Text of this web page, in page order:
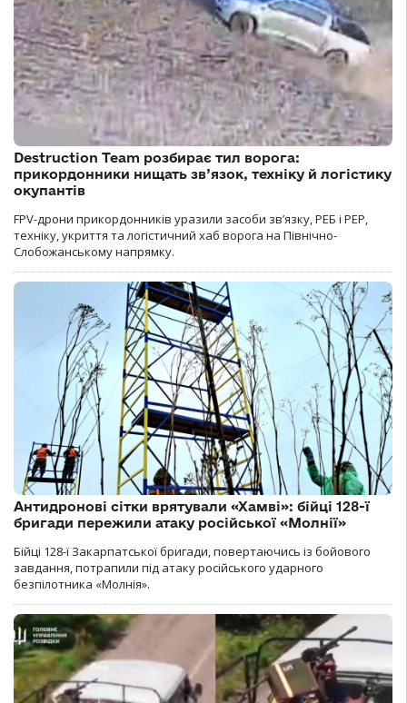
Destruction Team розбирає тил ворога:
прикордонники нищать зв’язок, техніку й логістику
окупантів
FPV-дрони прикордонників уразили засоби зв’язку, РЕБ і РЕР,
техніку, укриття та логістичний хаб ворога на Північно-
Слобожанському напрямку.
Антидронові сітки врятували «Хамві»: бійці 128-ї
бригади пережили атаку російської «Молнії»
Бійці 128-ї Закарпатської бригади, повертаючись із бойового
завдання, потрапили під атаку російського ударного
безпілотника «Молнія».